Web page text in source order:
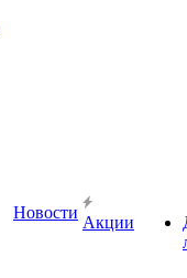
Новости
Акции